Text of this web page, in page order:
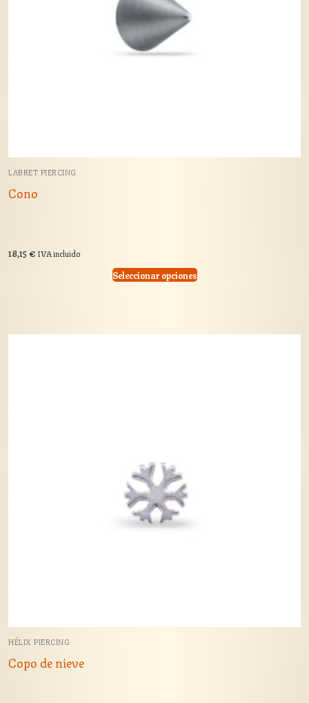
LABRET PIERCING
Cono
18,15€ IVA incluido
Seleccionar opciones
HÉLIX PIERCING
Copo de nieve